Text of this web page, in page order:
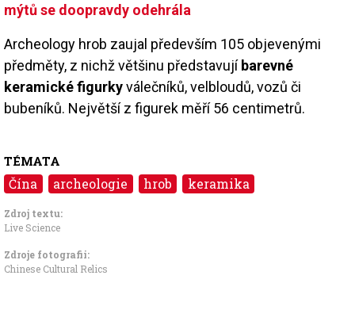
mýtů se doopravdy odehrála
Archeology hrob zaujal především 105 objevenými
předměty, z nichž většinu představujíbarevné
keramické figurkyválečníků, velbloudů, vozů či
bubeníků. Největší z figurek měří 56 centimetrů.
TÉMATA
Čína archeologie hrob keramika
Zdroj textu:
Live Science
Zdroje fotografii:
Chinese Cultural Relics